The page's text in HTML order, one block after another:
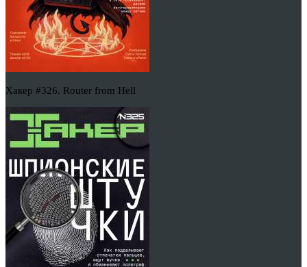
Хакер #326. Router from Hell